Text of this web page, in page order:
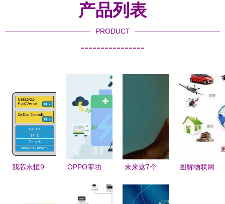
产品列表
PRODUCT
----------------
我芯永恒9
OPPO零功
深度解析
未来这7个
开物联网技
图解物联网